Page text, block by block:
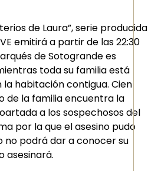
de Laura”, serie producida
emitirá a partir de las 22:30
de Sotogrande es
toda su familia está
habitación contigua. Cien
de la familia encuentra la
a los sospechosos del
por la que el asesino pudo
no podrá dar a conocer su
asesinará.